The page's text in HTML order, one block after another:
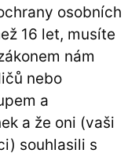
osobních
16 let, musíte
nám
nebo
a
a že oni (vaši
souhlasili s